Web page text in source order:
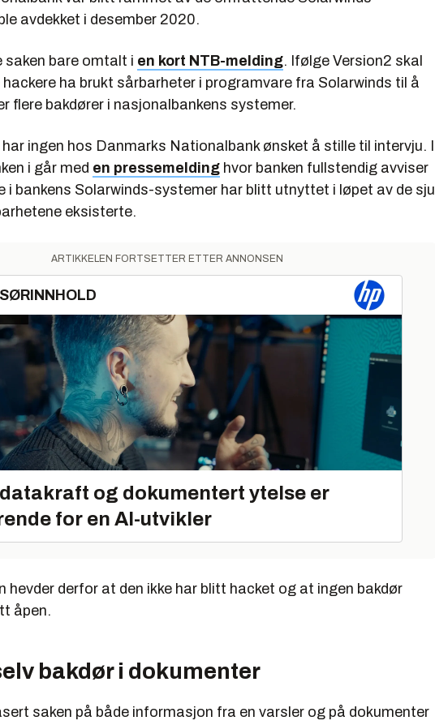
avdekket i desember 2020.
saken bare omtalt i en kort NTB-melding. Ifølge Version2 skal
ha brukt sårbarheter i programvare fra Solarwinds til å
flere bakdører i nasjonalbankens systemer.
ingen hos Danmarks Nationalbank ønsket å stille til intervju. I
i går med en pressemelding hvor banken fullstendig avviser
i bankens Solarwinds-systemer har blitt utnyttet i løpet av de sju
eksisterte.
ARTIKKELEN FORTSETTER ETTER ANNONSEN
og dokumentert ytelse er
for en AI-utvikler
hevder derfor at den ikke har blitt hacket og at ingen bakdør
åpen.
bakdør i dokumenter
saken på både informasjon fra en varsler og på dokumenter